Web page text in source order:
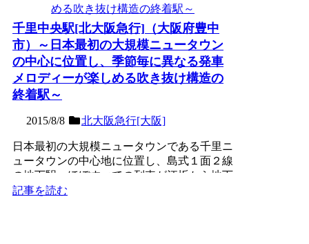
千里中央駅[北大阪急行]（大阪府豊中
市）～日本最初の大規模ニュータウン
の中心に位置し、季節毎に異なる発車
メロディーが楽しめる吹き抜け構造の
終着駅～
2015/8/8 北大阪急行[大阪]
日本最初の大規模ニュータウンである千里ニ
ュータウンの中心地に位置し、島式１面２線
の地下駅。ほぼすべての列車が江坂から地下
鉄御堂筋線に直通して...
記事を読む